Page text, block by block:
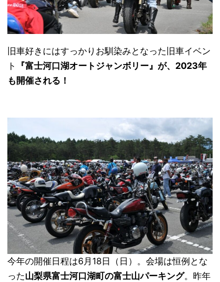
旧車好きにはすっかりお馴染みとなった旧車イベン
ト
『富士河口湖オートジャンボリー』が、2023年
も開催される！
今年の開催日程は6月18日（日）。会場は恒例とな
った山梨県富士河口湖町の富士山パーキング。昨年